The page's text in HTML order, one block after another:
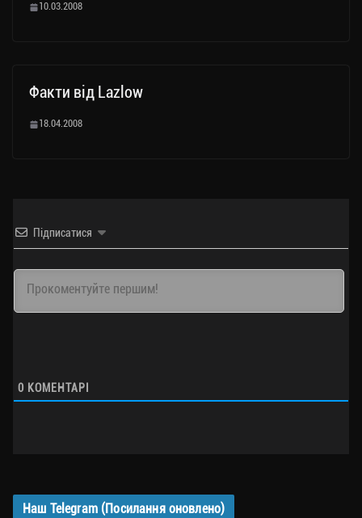
10.03.2008
Факти від Lazlow
18.04.2008
Підписатися
0 КОМЕНТАРІ
Наш Telegram (Посилання оновлено)